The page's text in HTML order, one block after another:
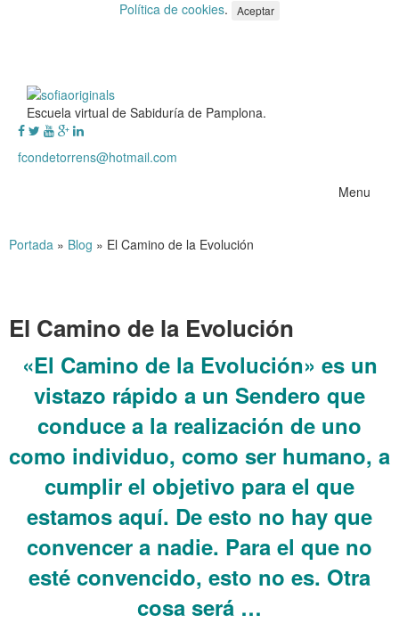
Política de cookies. Aceptar
Escuela virtual de Sabiduría de Pamplona.
fcondetorrens@hotmail.com
Menu
Portada » Blog » El Camino de la Evolución
El Camino de la Evolución
«El Camino de la Evolución» es un
vistazo rápido a un Sendero que
conduce a la realización de uno
como individuo, como ser humano, a
cumplir el objetivo para el que
estamos aquí. De esto no hay que
convencer a nadie. Para el que no
esté convencido, esto no es. Otra
cosa será …